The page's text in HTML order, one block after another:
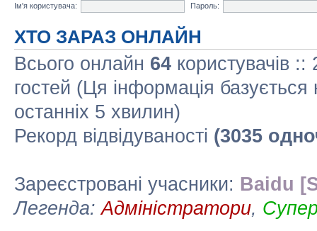
Ім'я користувача:
Пароль:
ХТО ЗАРАЗ ОНЛАЙН
Всього онлайн 64 користувачів
гостей (Ця інформація базується
останніх 5 хвилин)
Рекорд відвідуваності (3035
Зареєстровані учасники: Baidu
Легенда:Адміністратори,